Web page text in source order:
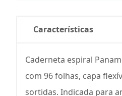
Características
Caderneta espiral
com 96 folhas, capa
sortidas. Indicada para